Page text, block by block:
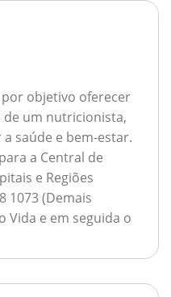
objetivo oferecer
um nutricionista,
saúde e bem-estar.
a Central de
e Regiões
1073 (Demais
Vida e em seguida o